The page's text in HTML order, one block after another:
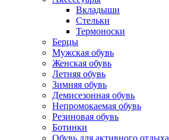
Вкладыши
Стельки
Термоноски
Берцы
Мужская обувь
Женская обувь
Летняя обувь
Зимняя обувь
Демисезонная обувь
Непромокаемая обувь
Резиновая обувь
Ботинки
Обувь для активного отдыха